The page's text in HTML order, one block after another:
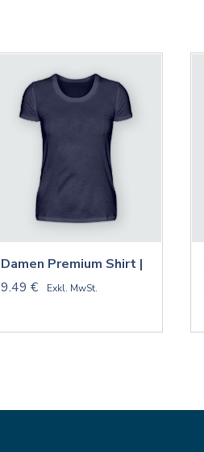
Damen Premium Shirt |
9.49 €
Exkl. MwSt.